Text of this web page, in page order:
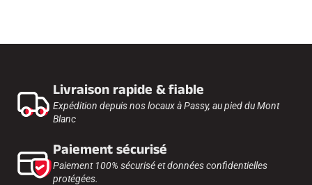
Livraison rapide & fiable
Expédition depuis nos locaux à Passy, au pied du Mont
Blanc
Paiement sécurisé
Paiement 100% sécurisé et données confidentielles
protégées.